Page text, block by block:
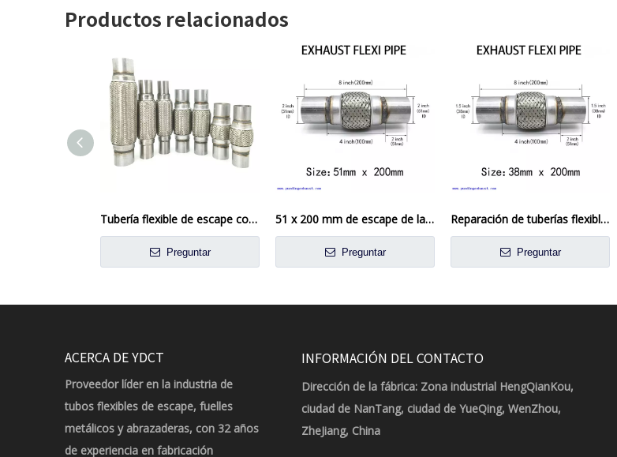
Productos relacionados
Tubería flexible de escape con pezón reparación de tubo de junta flexible 38 mm - 63 mm ID
Preguntar
51 x 200 mm de escape de la junta del tubo flexible reparación de tuberías flexibles
Preguntar
Reparación de tuberías flexibles de un tubo de tubo flexible de escape de 1.5 x 8 pulgadas
Preguntar
ACERCA DE YDCT
Proveedor líder en la industria de
tubos flexibles de escape, fuelles
metálicos y abrazaderas, con 32 años
de experiencia en fabricación
INFORMACIÓN DEL CONTACTO
Dirección de la fábrica: Zona industrial HengQianKou,
ciudad de NanTang, ciudad de YueQing, WenZhou,
ZheJiang, China